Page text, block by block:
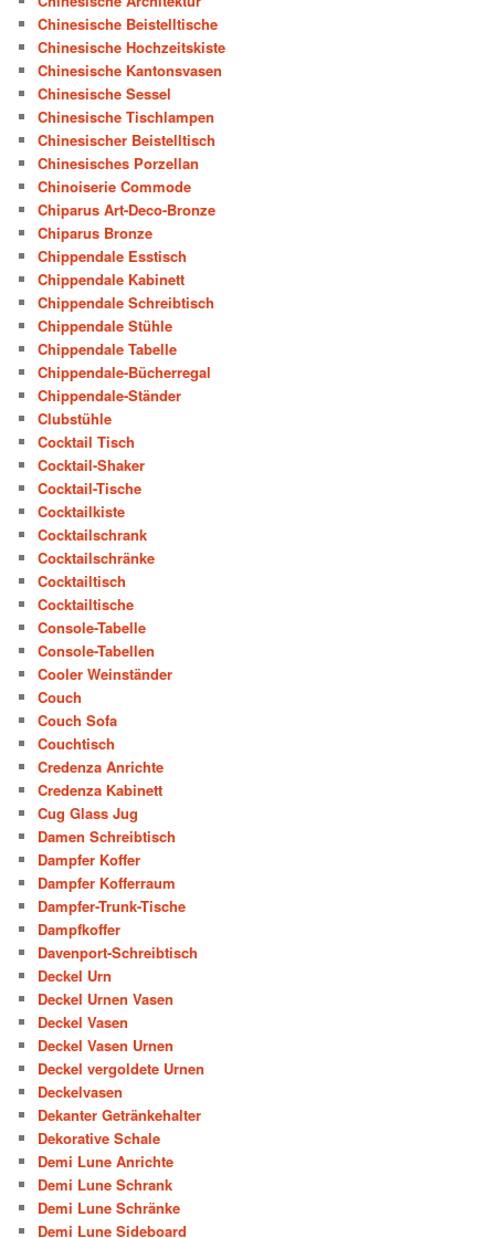
Chinesische Beistelltische
Chinesische Hochzeitskiste
Chinesische Kantonsvasen
Chinesische Sessel
Chinesische Tischlampen
Chinesischer Beistelltisch
Chinesisches Porzellan
Chinoiserie Commode
Chiparus Art-Deco-Bronze
Chiparus Bronze
Chippendale Esstisch
Chippendale Kabinett
Chippendale Schreibtisch
Chippendale Stühle
Chippendale Tabelle
Chippendale-Bücherregal
Chippendale-Ständer
Clubstühle
Cocktail Tisch
Cocktail-Shaker
Cocktail-Tische
Cocktailkiste
Cocktailschrank
Cocktailschränke
Cocktailtisch
Cocktailtische
Console-Tabelle
Console-Tabellen
Cooler Weinständer
Couch
Couch Sofa
Couchtisch
Credenza Anrichte
Credenza Kabinett
Cug Glass Jug
Damen Schreibtisch
Dampfer Koffer
Dampfer Kofferraum
Dampfer-Trunk-Tische
Dampfkoffer
Davenport-Schreibtisch
Deckel Urn
Deckel Urnen Vasen
Deckel Vasen
Deckel Vasen Urnen
Deckel vergoldete Urnen
Deckelvasen
Dekanter Getränkehalter
Dekorative Schale
Demi Lune Anrichte
Demi Lune Schrank
Demi Lune Schränke
Demi Lune Sideboard